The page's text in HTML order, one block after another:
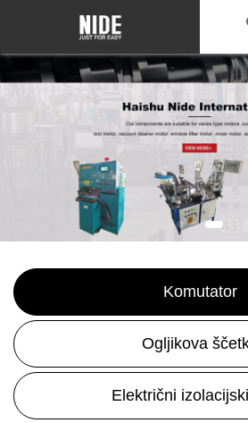
Komutator
Ogljikova
Električni